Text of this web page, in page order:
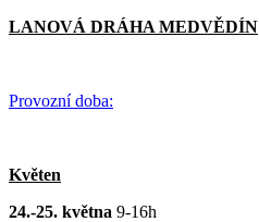
LANOVÁ DRÁHA MEDVĚDÍN
Provozní doba:
Květen
24.-25. května 9-16h